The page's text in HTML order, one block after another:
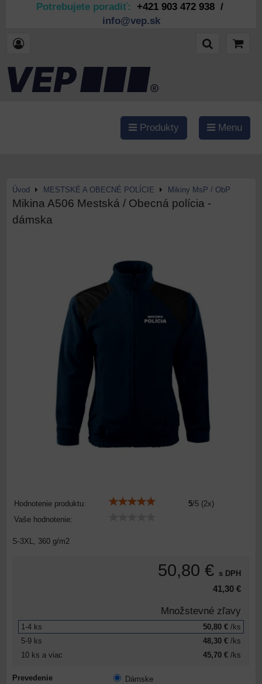
Potrebujete poradiť: +421 903 472 938 /
info@vep.sk
Produkty Menu
Úvod MESTSKÉ A OBECNÉ POLÍCIE Mikiny MsP / ObP
Mikina A506 Mestská / Obecná polícia -
dámska
Hodnotenie produktu: 5/5 (2x)
Vaše hodnotenie:
S-3XL, 360 g/m2
50,80 € s DPH
41,30 €
Množstevné zľavy
1-4 ks 50,80 € /ks
5-9 ks 48,30 € /ks
10 ks a viac 45,70 € /ks
Prevedenie Dámske